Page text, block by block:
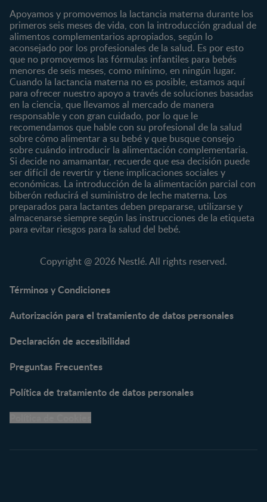
¿Quiénes somos?
Marcas y productos
Nuestros Productos
Nuestras Marcas
Embarazo
Posparto
0 a 4 meses
4 a 6 meses
6 a 8 meses
8 a 12 meses
12 a 24 meses
Desde 2 años
Preescolar
Escolar
Nutrición
Salud
Maternidad
Paternidad
Vida en familia
Marcas
CERELAC®
GERBER®
KLIM®
NAN® 3
NAN® Optipro® 3
NAN® Supreme 3
NESTUM®
NESCARE®
Productos
Cereales Infantiles
Compotas y galletas
Fórmulas Infantiles
Herramientas
Apoyamos y promovemos la lactancia materna durante los
primeros seis meses de vida, con la introducción gradual de
alimentos complementarios apropiados, según lo
aconsejado por los profesionales de la salud. Es por esto
que no promovemos las fórmulas infantiles para bebés
menores de seis meses, como mínimo, en ningún lugar.
Cuando la lactancia materna no es posible, estamos aquí
para ofrecer nuestro apoyo a través de soluciones basadas
en la ciencia, que llevamos al mercado de manera
responsable y con gran cuidado, por lo que le
recomendamos que hable con su profesional de la salud
sobre cómo alimentar a su bebé y que busque consejo
sobre cuándo introducir la alimentación complementaria.
Si decide no amamantar, recuerde que esa decisión puede
ser difícil de revertir y tiene implicaciones sociales y
económicas. La introducción de la alimentación parcial con
biberón reducirá el suministro de leche materna. Los
preparados para lactantes deben prepararse, utilizarse y
almacenarse siempre según las instrucciones de la etiqueta
para evitar riesgos para la salud del bebé.
Copyright @ 2026 Nestlé. All rights reserved.
Términos y Condiciones
Autorización para el tratamiento de datos personales
Declaración de accesibilidad
Preguntas Frecuentes
Política de tratamiento de datos personales